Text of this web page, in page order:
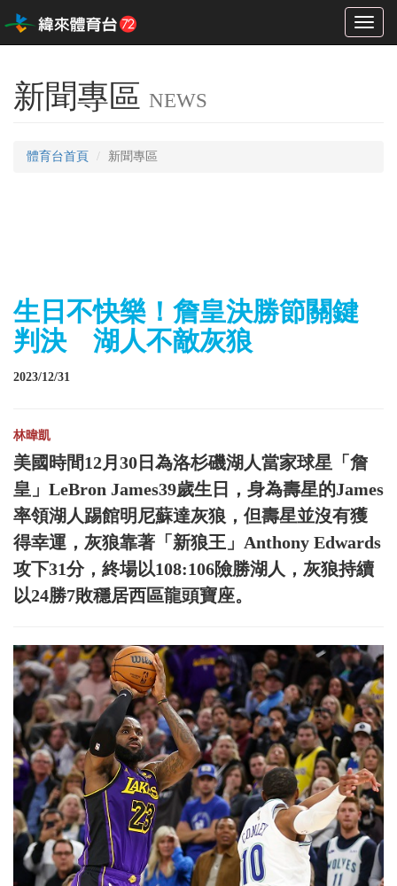
Toggle
新聞專區 NEWS
體育台首頁 新聞專區
生日不快樂！詹皇決勝節關鍵
判決 湖人不敵灰狼
2023/12/31
林暐凱
美國時間12月30日為洛杉磯湖人當家球星「詹
皇」LeBron James39歲生日，身為壽星的James
率領湖人踢館明尼蘇達灰狼，但壽星並沒有獲
得幸運，灰狼靠著「新狼王」Anthony Edwards
攻下31分，終場以108:106險勝湖人，灰狼持續
以24勝7敗穩居西區龍頭寶座。